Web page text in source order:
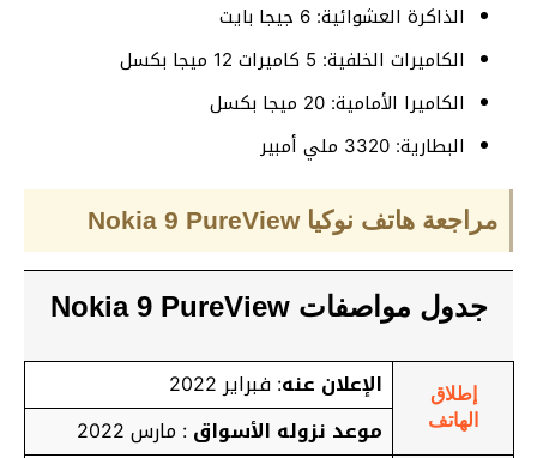
الذاكرة العشوائية: 6 جيجا بايت
الكاميرات الخلفية: 5 كاميرات 12 ميجا بكسل
الكاميرا الأمامية: 20 ميجا بكسل
البطارية: 3320 ملي أمبير
مراجعة هاتف نوكيا Nokia 9 PureView
جدول مواصفات Nokia 9 PureView
إطلاق
الهاتف
الإعلان عنه: فبراير 2022
موعد نزوله الأسواق: مارس 2022